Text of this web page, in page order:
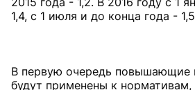
1,4, с 1 июля и до конца года -
В первую очередь повышающие
будут применены к